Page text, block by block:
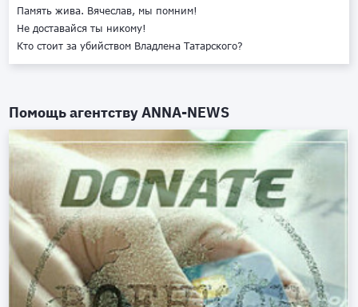
Память жива. Вячеслав, мы помним!
Не доставайся ты никому!
Кто стоит за убийством Владлена Татарского?
Помощь агентствуANNA-NEWS